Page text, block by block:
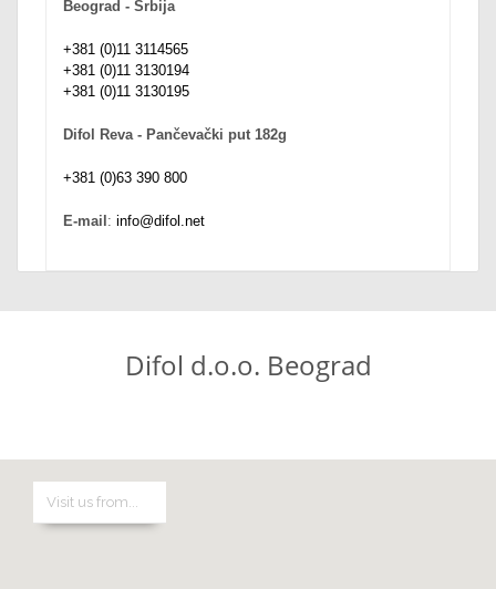
Beograd - Srbija
+381 (0)11 3114565
+381 (0)11 3130194
+381 (0)11 3130195
Difol Reva - Pančevački put 182g
+381 (0)63 390 800
E-mail: info@difol.net
Difol d.o.o. Beograd